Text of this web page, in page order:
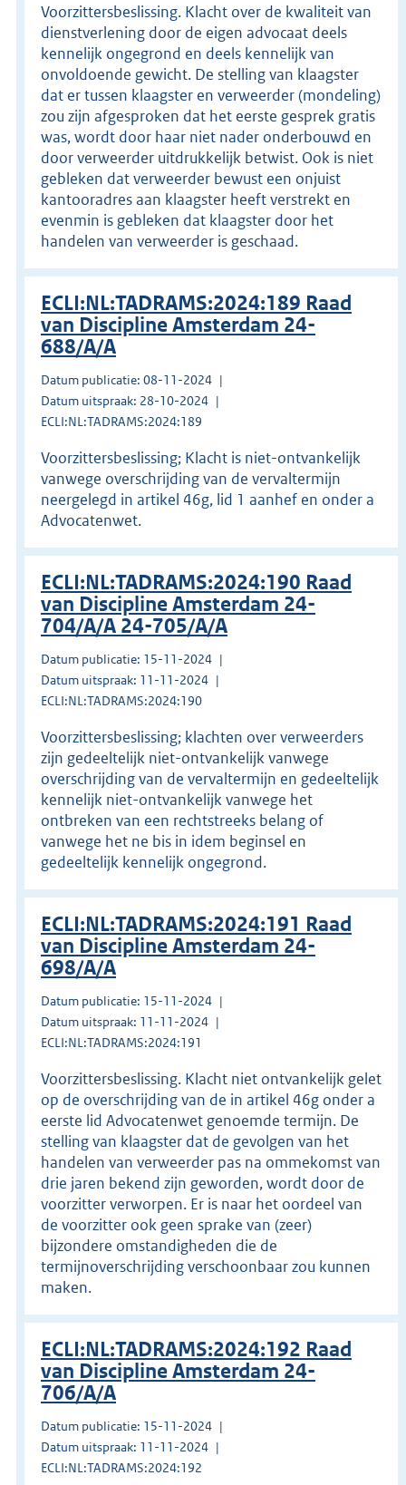
Voorzittersbeslissing. Klacht over de kwaliteit van
dienstverlening door de eigen advocaat deels
kennelijk ongegrond en deels kennelijk van
onvoldoende gewicht. De stelling van klaagster
dat er tussen klaagster en verweerder (mondeling)
zou zijn afgesproken dat het eerste gesprek gratis
was, wordt door haar niet nader onderbouwd en
door verweerder uitdrukkelijk betwist. Ook is niet
gebleken dat verweerder bewust een onjuist
kantooradres aan klaagster heeft verstrekt en
evenmin is gebleken dat klaagster door het
handelen van verweerder is geschaad.
ECLI:NL:TADRAMS:2024:189 Raad
van Discipline Amsterdam 24-
688/A/A
Datum publicatie: 08-11-2024
Datum uitspraak: 28-10-2024
ECLI:NL:TADRAMS:2024:189
Voorzittersbeslissing; Klacht is niet-ontvankelijk
vanwege overschrijding van de vervaltermijn
neergelegd in artikel 46g, lid 1 aanhef en onder a
Advocatenwet.
ECLI:NL:TADRAMS:2024:190 Raad
van Discipline Amsterdam 24-
704/A/A 24-705/A/A
Datum publicatie: 15-11-2024
Datum uitspraak: 11-11-2024
ECLI:NL:TADRAMS:2024:190
Voorzittersbeslissing; klachten over verweerders
zijn gedeeltelijk niet-ontvankelijk vanwege
overschrijding van de vervaltermijn en gedeeltelijk
kennelijk niet-ontvankelijk vanwege het
ontbreken van een rechtstreeks belang of
vanwege het ne bis in idem beginsel en
gedeeltelijk kennelijk ongegrond.
ECLI:NL:TADRAMS:2024:191 Raad
van Discipline Amsterdam 24-
698/A/A
Datum publicatie: 15-11-2024
Datum uitspraak: 11-11-2024
ECLI:NL:TADRAMS:2024:191
Voorzittersbeslissing. Klacht niet ontvankelijk gelet
op de overschrijding van de in artikel 46g onder a
eerste lid Advocatenwet genoemde termijn. De
stelling van klaagster dat de gevolgen van het
handelen van verweerder pas na ommekomst van
drie jaren bekend zijn geworden, wordt door de
voorzitter verworpen. Er is naar het oordeel van
de voorzitter ook geen sprake van (zeer)
bijzondere omstandigheden die de
termijnoverschrijding verschoonbaar zou kunnen
maken.
ECLI:NL:TADRAMS:2024:192 Raad
van Discipline Amsterdam 24-
706/A/A
Datum publicatie: 15-11-2024
Datum uitspraak: 11-11-2024
ECLI:NL:TADRAMS:2024:192